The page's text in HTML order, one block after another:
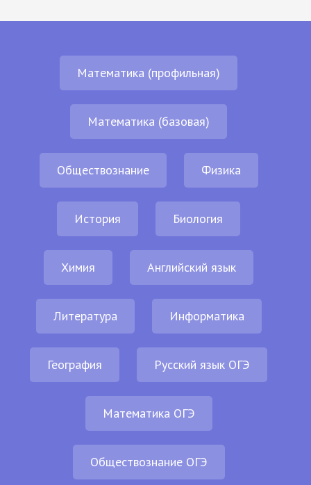
Математика (профильная)
Математика (базовая)
Обществознание Физика
История Биология
Химия Английский язык
Литература Информатика
География Русский язык ОГЭ
Математика ОГЭ
Обществознание ОГЭ